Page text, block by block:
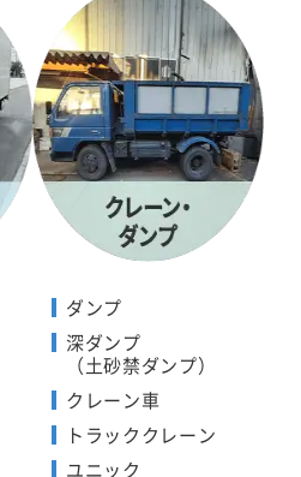
ダンプ
深ダンプ
（土砂禁ダンプ）
クレーン車
トラッククレーン
ユニック